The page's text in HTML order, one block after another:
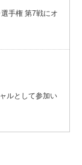
手権 第7戦にオ
ルとして参加い